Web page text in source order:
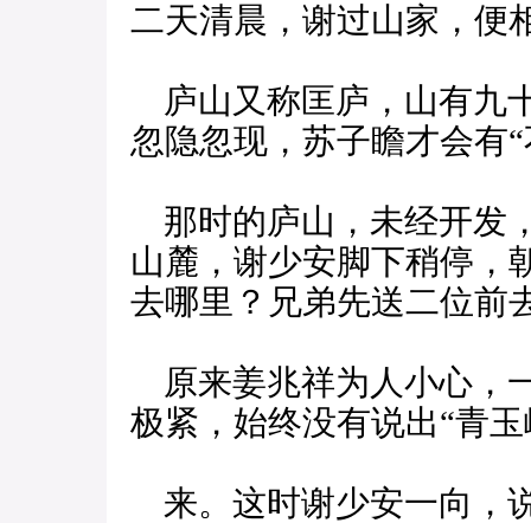
二天清晨，谢过山家，便
庐山又称匡庐，山有九
忽隐忽现，苏子瞻才会有
那时的庐山，未经开发
山麓，谢少安脚下稍停，
去哪里？兄弟先送二位前
原来姜兆祥为人小心，
极紧，始终没有说出“青玉
来。这时谢少安一向，